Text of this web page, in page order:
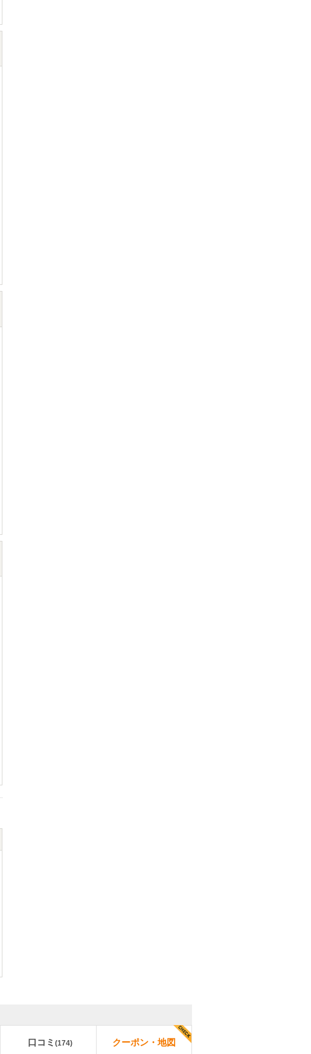
口コミ (174) クーポン・地図